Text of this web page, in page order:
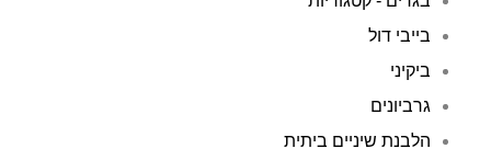
בייבי דול
ביקיני
גרביונים
הלבנת שיניים ביתית